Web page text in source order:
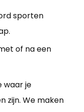
sporten
of na een
waar je
zijn. We maken